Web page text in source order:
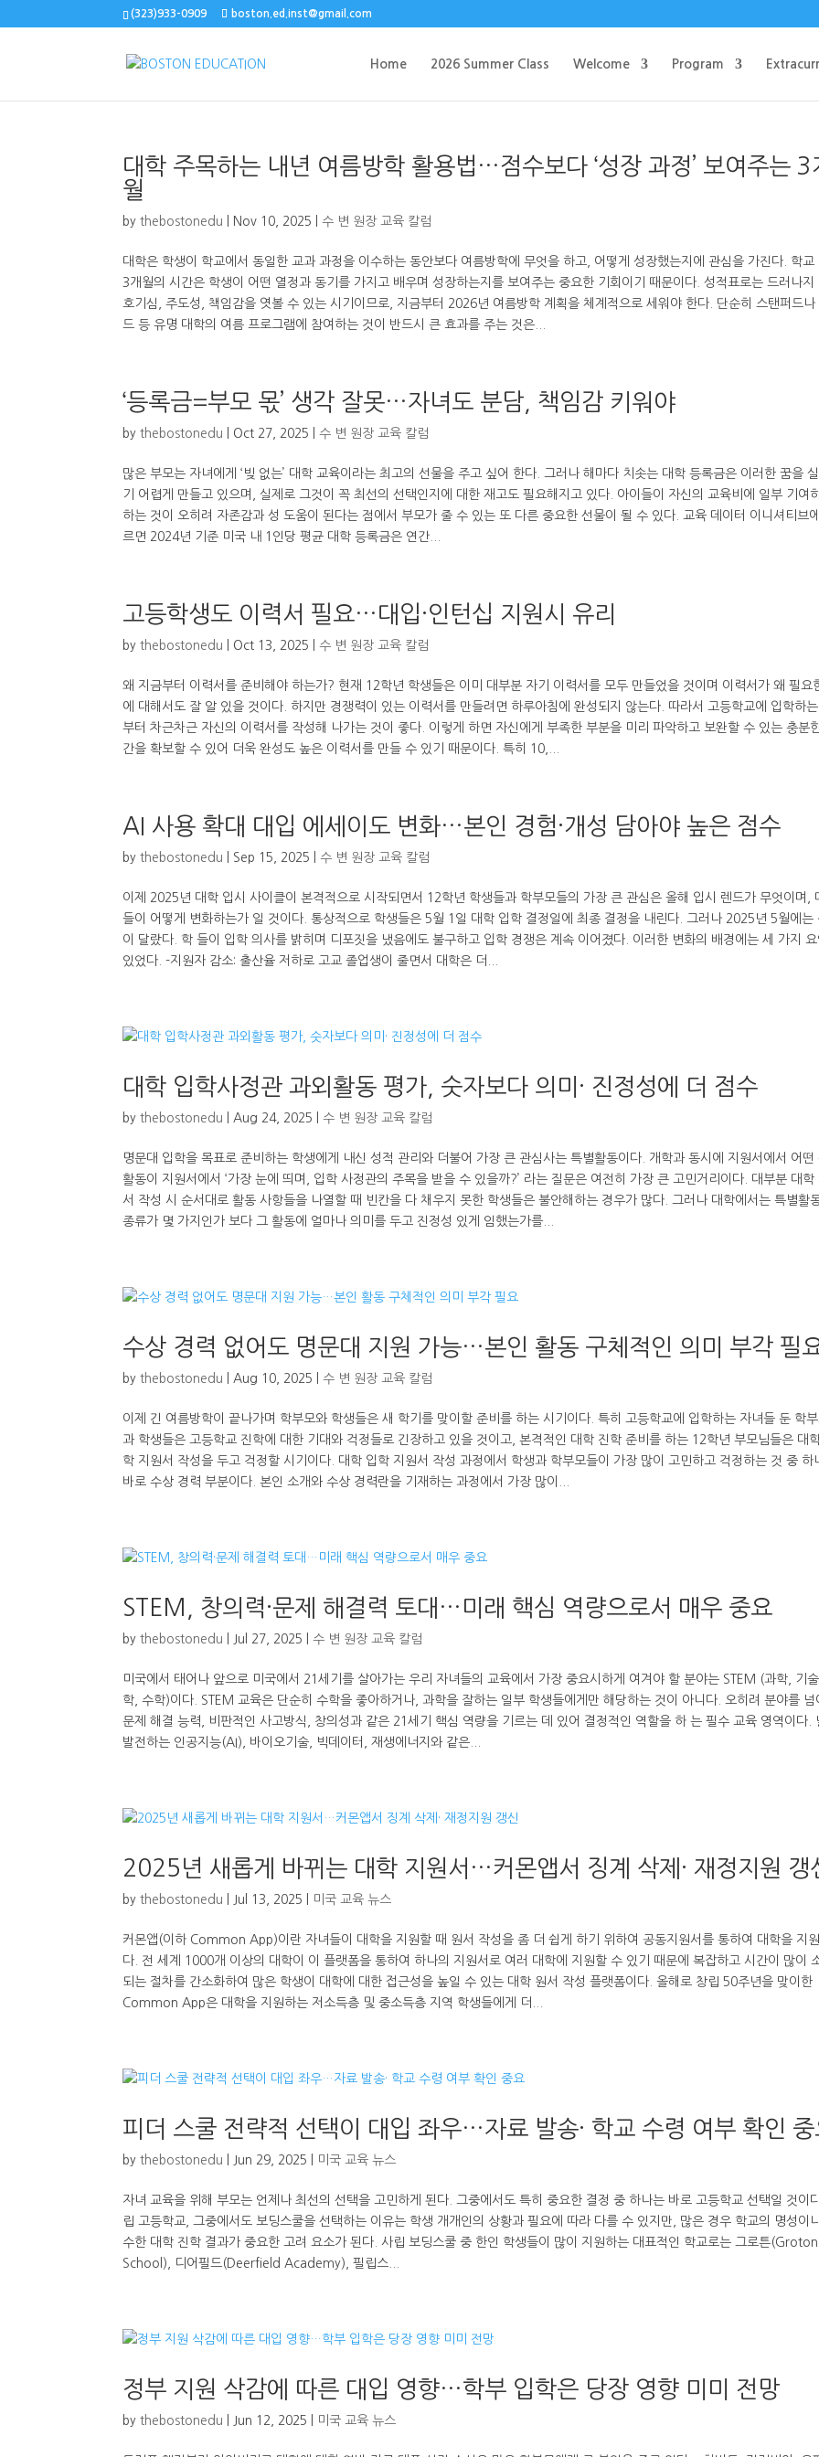
(323)933-0909 boston.ed.inst@gmail.com
Home 2026 Summer Class Welcome Program
대학 주목하는 내년 여름방학 활용법…점수보다 ‘성장 과정’ 보여주는 3
월
bythebostonedu Nov 10, 2025 |수 변 원장 교육 칼럼
대학은 학생이 학교에서 동일한 교과 과정을 이수하는 동안보다 여름방학에 무엇을 하고, 어떻게 성장했는지에 관심을 가진다. 학교
3개월의 시간은 학생이 어떤 열정과 동기를 가지고 배우며 성장하는지를 보여주는 중요한 기회이기 때문이다. 성적표로는 드러나지
호기심, 주도성, 책임감을 엿볼 수 있는 시기이므로, 지금부터 2026년 여름방학 계획을 체계적으로 세워야 한다. 단순히 스탠퍼드나
드 등 유명 대학의 여름 프로그램에 참여하는 것이 반드시 큰 효과를 주는 것은...
‘등록금=부모 몫’ 생각 잘못…자녀도 분담, 책임감 키워야
bythebostonedu Oct 27, 2025 |수 변 원장 교육 칼럼
많은 부모는 자녀에게 ‘빚 없는’ 대학 교육이라는 최고의 선물을 주고 싶어 한다. 그러나 해마다 치솟는 대학 등록금은 이러한 꿈을
기 어렵게 만들고 있으며, 실제로 그것이 꼭 최선의 선택인지에 대한 재고도 필요해지고 있다. 아이들이 자신의 교육비에 일부 기여
하는 것이 오히려 자존감과 성 도움이 된다는 점에서 부모가 줄 수 있는 또 다른 중요한 선물이 될 수 있다. 교육 데이터 이니셔티브
르면 2024년 기준 미국 내 1인당 평균 대학 등록금은 연간...
고등학생도 이력서 필요…대입·인턴십 지원시 유리
bythebostonedu Oct 13, 2025 |수 변 원장 교육 칼럼
왜 지금부터 이력서를 준비해야 하는가? 현재 12학년 학생들은 이미 대부분 자기 이력서를 모두 만들었을 것이며 이력서가 왜 필요
에 대해서도 잘 알 있을 것이다. 하지만 경쟁력이 있는 이력서를 만들려면 하루아침에 완성되지 않는다. 따라서 고등학교에 입학하는
부터 차근차근 자신의 이력서를 작성해 나가는 것이 좋다. 이렇게 하면 자신에게 부족한 부분을 미리 파악하고 보완할 수 있는 충분
간을 확보할 수 있어 더욱 완성도 높은 이력서를 만들 수 있기 때문이다. 특히 10,...
AI 사용 확대 대입 에세이도 변화…본인 경험·개성 담아야 높은 점수
bythebostonedu Sep 15, 2025 |수 변 원장 교육 칼럼
이제 2025년 대학 입시 사이클이 본격적으로 시작되면서 12학년 학생들과 학부모들의 가장 큰 관심은 올해 입시 렌드가 무엇이며,
들이 어떻게 변화하는가 일 것이다. 통상적으로 학생들은 5월 1일 대학 입학 결정일에 최종 결정을 내린다. 그러나 2025년 5월에는
이 달랐다. 학 들이 입학 의사를 밝히며 디포짓을 냈음에도 불구하고 입학 경쟁은 계속 이어졌다. 이러한 변화의 배경에는 세 가지 요
있었다. -지원자 감소: 출산율 저하로 고교 졸업생이 줄면서 대학은 더...
대학 입학사정관 과외활동 평가, 숫자보다 의미· 진정성에 더 점수
bythebostonedu Aug 24, 2025 |수 변 원장 교육 칼럼
명문대 입학을 목표로 준비하는 학생에게 내신 성적 관리와 더불어 가장 큰 관심사는 특별활동이다. 개학과 동시에 지원서에서 어떤
활동이 지원서에서 ‘가장 눈에 띄며, 입학 사정관의 주목을 받을 수 있을까?’ 라는 질문은 여전히 가장 큰 고민거리이다. 대부분 대학
서 작성 시 순서대로 활동 사항들을 나열할 때 빈칸을 다 채우지 못한 학생들은 불안해하는 경우가 많다. 그러나 대학에서는 특별활
종류가 몇 가지인가 보다 그 활동에 얼마나 의미를 두고 진정성 있게 임했는가를...
수상 경력 없어도 명문대 지원 가능…본인 활동 구체적인 의미 부각 필
bythebostonedu Aug 10, 2025 |수 변 원장 교육 칼럼
이제 긴 여름방학이 끝나가며 학부모와 학생들은 새 학기를 맞이할 준비를 하는 시기이다. 특히 고등학교에 입학하는 자녀들 둔 학
과 학생들은 고등학교 진학에 대한 기대와 걱정들로 긴장하고 있을 것이고, 본격적인 대학 진학 준비를 하는 12학년 부모님들은 대
학 지원서 작성을 두고 걱정할 시기이다. 대학 입학 지원서 작성 과정에서 학생과 학부모들이 가장 많이 고민하고 걱정하는 것 중 하
바로 수상 경력 부분이다. 본인 소개와 수상 경력란을 기재하는 과정에서 가장 많이...
STEM, 창의력·문제 해결력 토대…미래 핵심 역량으로서 매우 중요
bythebostonedu Jul 27, 2025 |수 변 원장 교육 칼럼
미국에서 태어나 앞으로 미국에서 21세기를 살아가는 우리 자녀들의 교육에서 가장 중요시하게 여겨야 할 분야는 STEM (과학, 기
학, 수학)이다. STEM 교육은 단순히 수학을 좋아하거나, 과학을 잘하는 일부 학생들에게만 해당하는 것이 아니다. 오히려 분야를 넘
문제 해결 능력, 비판적인 사고방식, 창의성과 같은 21세기 핵심 역량을 기르는 데 있어 결정적인 역할을 하 는 필수 교육 영역이다.
발전하는 인공지능(AI), 바이오기술, 빅데이터, 재생에너지와 같은...
2025년 새롭게 바뀌는 대학 지원서…커몬앱서 징계 삭제· 재정지원 갱
bythebostonedu Jul 13, 2025 미국 교육 뉴스
커몬앱(이하 Common App)이란 자녀들이 대학을 지원할 때 원서 작성을 좀 더 쉽게 하기 위하여 공동지원서를 통하여 대학을 지
다. 전 세계 1000개 이상의 대학이 이 플랫폼을 통하여 하나의 지원서로 여러 대학에 지원할 수 있기 때문에 복잡하고 시간이 많이
되는 절차를 간소화하여 많은 학생이 대학에 대한 접근성을 높일 수 있는 대학 원서 작성 플랫폼이다. 올해로 창립 50주년을 맞이한
Common App은 대학을 지원하는 저소득층 및 중소득층 지역 학생들에게 더...
피더 스쿨 전략적 선택이 대입 좌우…자료 발송· 학교 수령 여부 확인 중
bythebostonedu Jun 29, 2025 미국 교육 뉴스
자녀 교육을 위해 부모는 언제나 최선의 선택을 고민하게 된다. 그중에서도 특히 중요한 결정 중 하나는 바로 고등학교 선택일 것이
립 고등학교, 그중에서도 보딩스쿨을 선택하는 이유는 학생 개개인의 상황과 필요에 따라 다를 수 있지만, 많은 경우 학교의 명성이
수한 대학 진학 결과가 중요한 고려 요소가 된다. 사립 보딩스쿨 중 한인 학생들이 많이 지원하는 대표적인 학교로는 그로튼(Groton
School), 디어필드(Deerfield Academy), 필립스...
정부 지원 삭감에 따른 대입 영향…학부 입학은 당장 영향 미미 전망
bythebostonedu Jun 12, 2025 미국 교육 뉴스